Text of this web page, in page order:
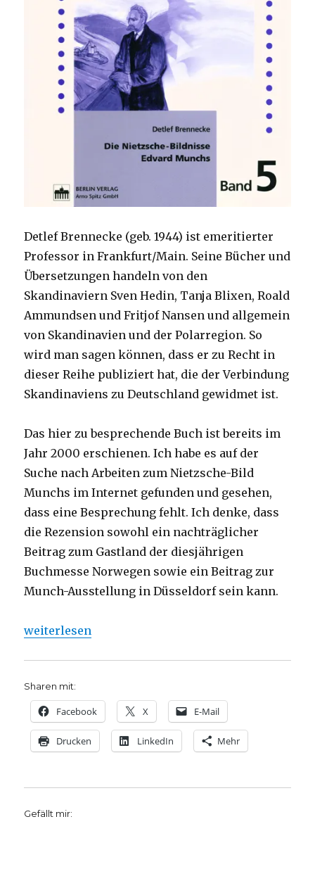
Detlef Brennecke (geb. 1944) ist emeritierter
Professor in Frankfurt/Main. Seine Bücher und
Übersetzungen handeln von den
Skandinaviern Sven Hedin, Tanja Blixen, Roald
Ammundsen und Fritjof Nansen und allgemein
von Skandinavien und der Polarregion. So
wird man sagen können, dass er zu Recht in
dieser Reihe publiziert hat, die der Verbindung
Skandinaviens zu Deutschland gewidmet ist.
Das hier zu besprechende Buch ist bereits im
Jahr 2000 erschienen. Ich habe es auf der
Suche nach Arbeiten zum Nietzsche-Bild
Munchs im Internet gefunden und gesehen,
dass eine Besprechung fehlt. Ich denke, dass
die Rezension sowohl ein nachträglicher
Beitrag zum Gastland der diesjährigen
Buchmesse Norwegen sowie ein Beitrag zur
Munch-Ausstellung in Düsseldorf sein kann.
„Edvard Munchs Nietzsche, Rezension von
weiterlesen
Sharen mit:
Facebook X E-Mail
Drucken LinkedIn Mehr
Gefällt mir: